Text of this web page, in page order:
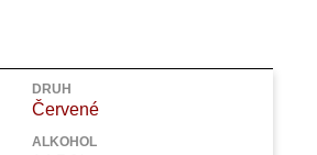
DRUH
Červené
ALKOHOL